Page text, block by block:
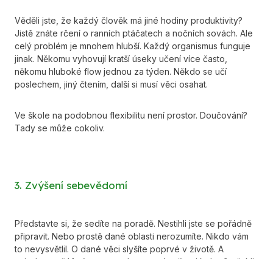
Věděli jste, že každý člověk má jiné hodiny produktivity?
Jistě znáte rčení o ranních ptáčatech a nočních sovách. Ale
celý problém je mnohem hlubší. Každý organismus funguje
jinak. Někomu vyhovují kratší úseky učení více často,
někomu hluboké flow jednou za týden. Někdo se učí
poslechem, jiný čtením, další si musí věci osahat.
Ve škole na podobnou flexibilitu není prostor. Doučování?
Tady se může cokoliv.
3. Zvýšení sebevědomí
Představte si, že sedíte na poradě. Nestihli jste se pořádně
připravit. Nebo prostě dané oblasti nerozumíte. Nikdo vám
to nevysvětlil. O dané věci slyšíte poprvé v životě. A